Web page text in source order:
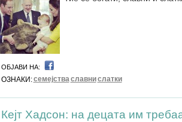
ОБЈАВИ НА:
ОЗНАКИ:семејстваславнислатки
Кејт Хадсон: на децата им